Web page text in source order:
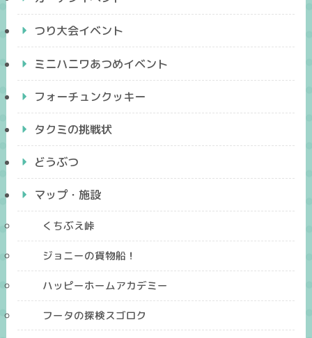
つり大会イベント
ミニハニワあつめイベント
フォーチュンクッキー
タクミの挑戦状
どうぶつ
マップ・施設
くちぶえ峠
ジョニーの貨物船！
ハッピーホームアカデミー
フータの探検スゴロク